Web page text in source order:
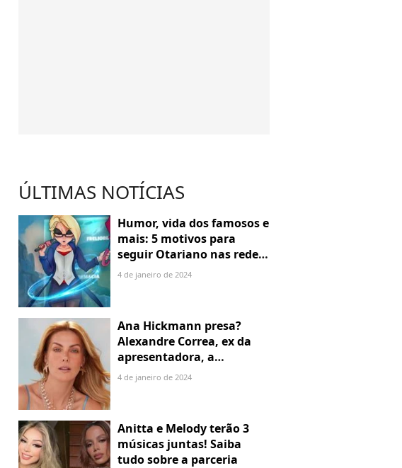
ÚLTIMAS NOTÍCIAS
Humor, vida dos famosos e
mais: 5 motivos para
seguir Otariano nas redes
sociais
4 de janeiro de 2024
Ana Hickmann presa?
Alexandre Correa, ex da
apresentadora, a
denuncia por alienação
4 de janeiro de 2024
Anitta e Melody terão 3
músicas juntas! Saiba
tudo sobre a parceria